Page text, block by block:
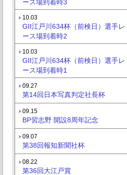
10.03
GII江戸川634杯（前検日）選手レ
ース場到着時2
10.03
GII江戸川634杯（前検日）選手レ
ース場到着時1
09.27
第14回日本写真判定社長杯
09.15
BP習志野 開設8周年記念
09.07
第38回報知新聞社杯
08.22
第36回大江戸賞